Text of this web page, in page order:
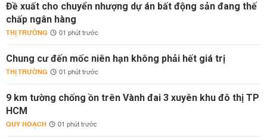
Đề xuất cho chuyển nhượng dự án bất động sản đang thế
chấp ngân hàng
THỊ TRƯỜNG 01 phút trước
Chung cư đến mốc niên hạn không phải hết giá trị
THỊ TRƯỜNG 01 phút trước
9 km tường chống ồn trên Vành đai 3 xuyên khu đô thị TP
HCM
QUY HOẠCH 01 phút trước